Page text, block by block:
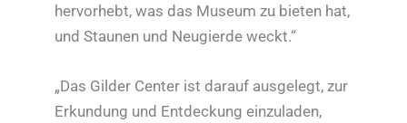
hervorhebt, was das Museum zu bieten hat,
und Staunen und Neugierde weckt.“
„Das Gilder Center ist darauf ausgelegt, zur
Erkundung und Entdeckung einzuladen,